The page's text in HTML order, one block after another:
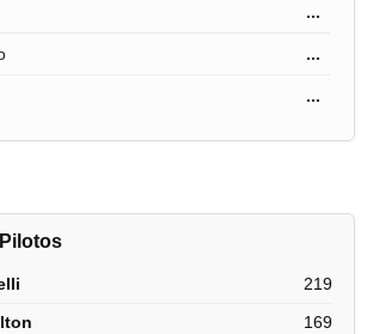
...
...
...
219
169